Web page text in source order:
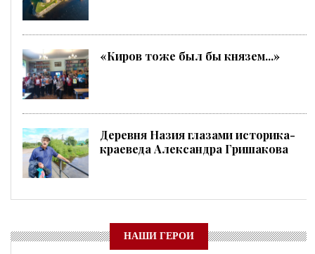
«Киров тоже был бы князем...»
Деревня Назия глазами историка-
краеведа Александра Гришакова
НАШИ ГЕРОИ